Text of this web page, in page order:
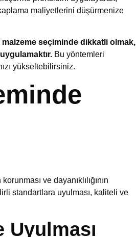
maliyetlerini düşürmenize
seçiminde dikkatli olmak,
Bu yöntemleri
yükseltebilirsiniz.
ve dayanıklılığının
standartlara uyulması, kaliteli ve